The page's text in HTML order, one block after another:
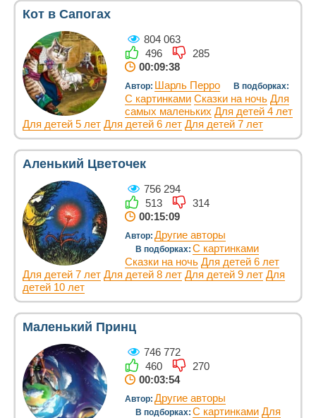
Кот в Сапогах
804 063
496
285
00:09:38
Автор: Шарль Перро В подборках:
С картинками Сказки на ночь Для
самых маленьких Для детей 4 лет
Для детей 5 лет Для детей 6 лет Для детей 7 лет
Аленький Цветочек
756 294
513
314
00:15:09
Автор: Другие авторы
В подборках: С картинками
Сказки на ночь Для детей 6 лет
Для детей 7 лет Для детей 8 лет Для детей 9 лет Для
детей 10 лет
Маленький Принц
746 772
460
270
00:03:54
Автор: Другие авторы
В подборках: С картинками Для